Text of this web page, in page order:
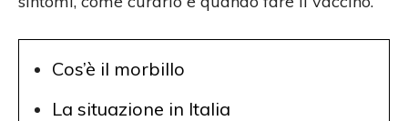
Cos’è il morbillo
La situazione in Italia